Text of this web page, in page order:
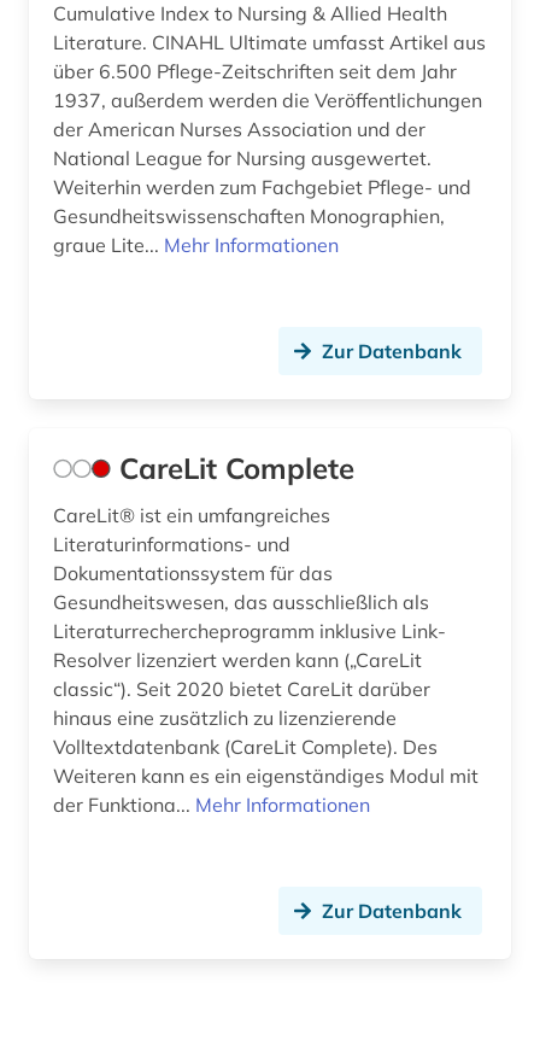
Cumulative Index to Nursing & Allied Health
Literature. CINAHL Ultimate umfasst Artikel aus
über 6.500 Pflege-Zeitschriften seit dem Jahr
1937, außerdem werden die Veröffentlichungen
der American Nurses Association und der
National League for Nursing ausgewertet.
Weiterhin werden zum Fachgebiet Pflege- und
Gesundheitswissenschaften Monographien,
graue Lite... Mehr Informationen
Zur Datenbank
CareLit Complete
CareLit® ist ein umfangreiches
Literaturinformations- und
Dokumentationssystem für das
Gesundheitswesen, das ausschließlich als
Literaturrechercheprogramm inklusive Link-
Resolver lizenziert werden kann („CareLit
classic“). Seit 2020 bietet CareLit darüber
hinaus eine zusätzlich zu lizenzierende
Volltextdatenbank (CareLit Complete). Des
Weiteren kann es ein eigenständiges Modul mit
der Funktiona... Mehr Informationen
Zur Datenbank